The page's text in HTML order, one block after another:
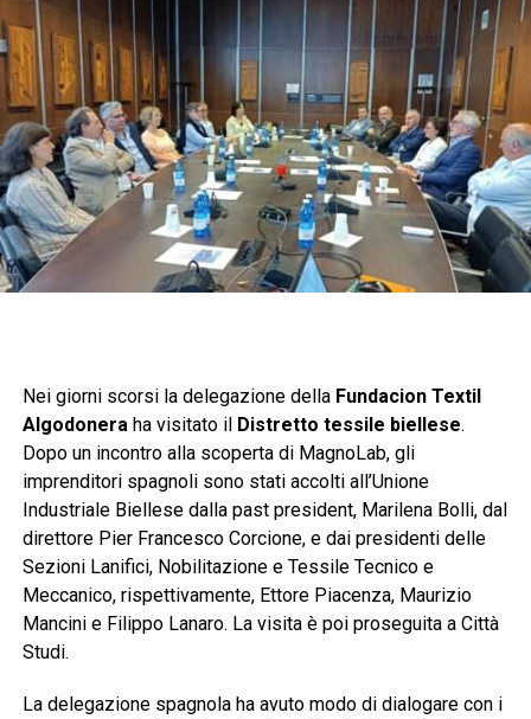
Nei giorni scorsi la delegazione della Fundacion Textil
Algodonera ha visitato il Distretto tessile biellese.
Dopo un incontro alla scoperta di MagnoLab, gli
imprenditori spagnoli sono stati accolti all’Unione
Industriale Biellese dalla past president, Marilena Bolli, dal
direttore Pier Francesco Corcione, e dai presidenti delle
Sezioni Lanifici, Nobilitazione e Tessile Tecnico e
Meccanico, rispettivamente, Ettore Piacenza, Maurizio
Mancini e Filippo Lanaro. La visita è poi proseguita a Città
Studi.
La delegazione spagnola ha avuto modo di dialogare con i